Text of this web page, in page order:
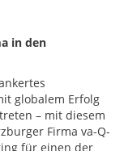
in den
globalem Erfolg
– mit diesem
Firma va-Q-
für einen der